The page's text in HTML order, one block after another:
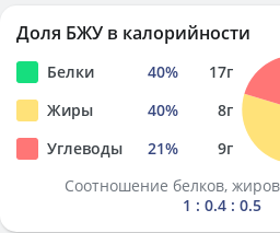
Доля БЖУ в калорийности
Белки 40% 17г
Жиры
40% 8г
Углеводы
21% 9г
Соотношение белков,
1 : 0.4 : 0.5